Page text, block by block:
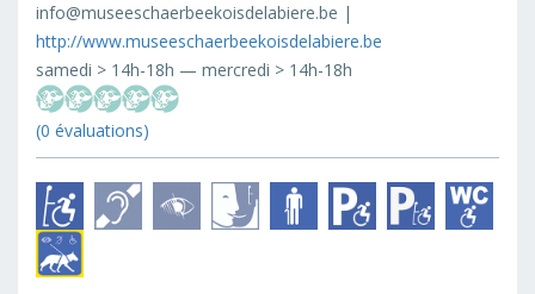
info@museeschaerbeekoisdelabiere.be |
http://www.museeschaerbeekoisdelabiere.be
samedi > 14h-18h — mercredi > 14h-18h
(0 évaluations)